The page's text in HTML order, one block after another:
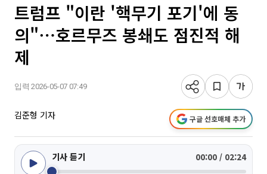
트럼프 "이란 '핵무기 포기'에 동
의"⋯호르무즈 봉쇄도 점진적 해
제
입력 2026-05-07 07:49
김준형 기자 구글 선호매체 추가
기사 듣기 00:00 / 02:24